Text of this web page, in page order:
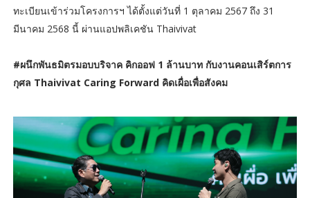
ทะเบียนเข้าร่วมโครงการฯ ได้ตั้งแต่วันที่ 1 ตุลาคม 2567 ถึง 31
มีนาคม 2568 นี้ ผ่านแอปพลิเคชัน Thaivivat
#ผนึกพันธมิตรมอบบริจาค คิกออฟ 1 ล้านบาท กับงานคอนเสิร์ตการ
กุศล Thaivivat Caring Forward คิดเผื่อเพื่อสังคม